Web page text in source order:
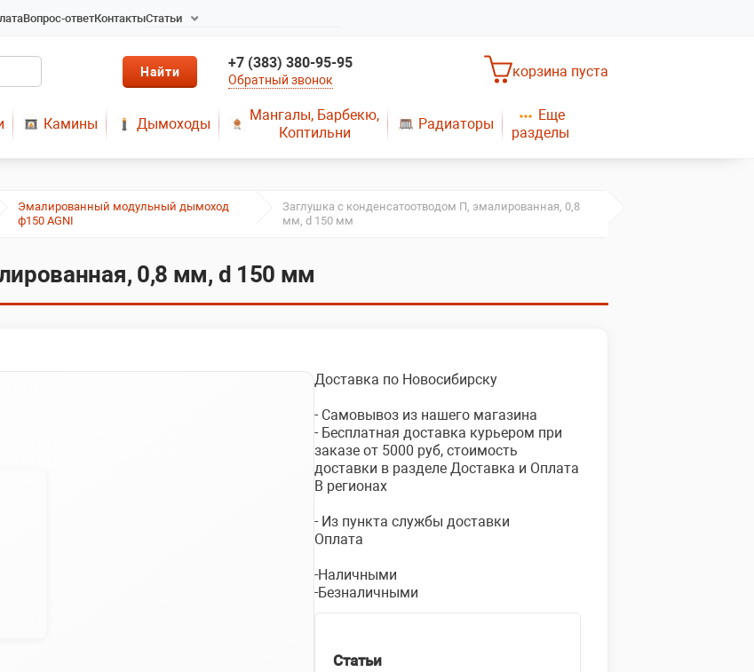
Вопрос-ответКонтактыСтатьи
Радиаторы отопления в
Новосибирске
Твердотопливные котлы
длительного горения
Металопластик
ПРОИЗВОДИТЕЛЯ
+7 (383) 380-95-95
Обратный звонок
корзина пуста
Камины Дымоходы
Мангалы, Барбекю,
Коптильни
Радиаторы
Еще
разделы
Плиты газовые
Эмалированный модульный дымоход
ф150 AGNI
Заглушка с конденсатоотводом П, эмалированная, 0,8
мм, d 150 мм
0,8 мм, d 150 мм
Доставка по Новосибирску
- Самовывоз из нашего магазина
- Бесплатная доставка курьером при
заказе от 5000 руб, стоимость
доставки в разделе Доставка и Оплата
В регионах
- Из пункта службы доставки
Оплата
-Наличными
-Безналичными
Статьи